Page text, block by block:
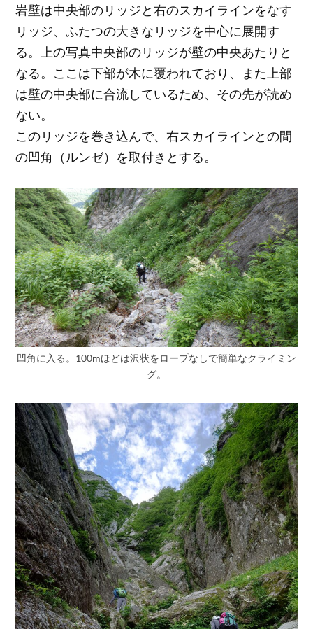
岩壁は中央部のリッジと右のスカイラインをなす
リッジ、ふたつの大きなリッジを中心に展開す
る。上の写真中央部のリッジが壁の中央あたりと
なる。ここは下部が木に覆われており、また上部
は壁の中央部に合流しているため、その先が読め
ない。
このリッジを巻き込んで、右スカイラインとの間
の凹角（ルンゼ）を取付きとする。
凹角に入る。100mほどは沢状をロープなしで簡単なクライミン
グ。